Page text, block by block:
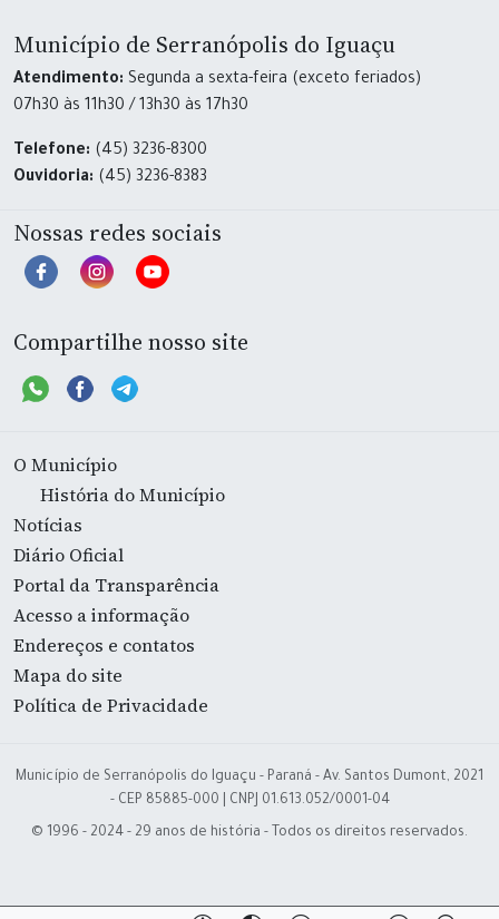
Município de Serranópolis do Iguaçu
Atendimento: Segunda a sexta-feira (exceto feriados)
07h30 às 11h30 / 13h30 às 17h30
Telefone: (45) 3236-8300
Ouvidoria: (45) 3236-8383
Nossas redes sociais
Compartilhe nosso site
O Município
História do Município
Notícias
Diário Oficial
Portal da Transparência
Acesso a informação
Endereços e contatos
Mapa do site
Política de Privacidade
Município de Serranópolis do Iguaçu - Paraná - Av. Santos Dumont, 2021
- CEP 85885-000 | CNPJ 01.613.052/0001-04
© 1996 - 2024 - 29 anos de história - Todos os direitos reservados.